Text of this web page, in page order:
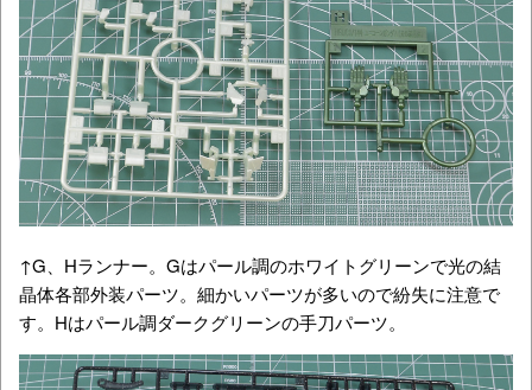
↑G、Hランナー。Gはパール調のホワイトグリーンで光の結
晶体各部外装パーツ。細かいパーツが多いので紛失に注意で
す。Hはパール調ダークグリーンの手刀パーツ。